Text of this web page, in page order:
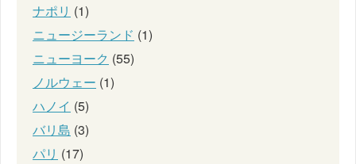
ナポリ (1)
ニュージーランド (1)
ニューヨーク (55)
ノルウェー (1)
ハノイ (5)
バリ島 (3)
パリ (17)